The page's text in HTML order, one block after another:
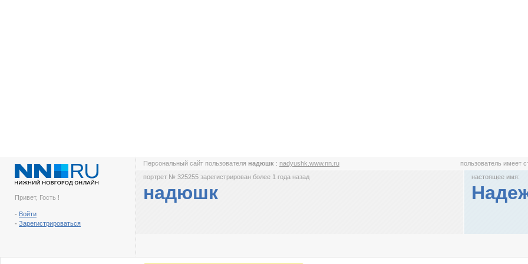
Привет, Гость !
- Войти
- Зарегистрироваться
Персональный сайт пользователя надюшк : nadyushk.www.nn.ru пользователь имеет
портрет № 325255 зарегистрирован более 1 года назад
надюшк
настоящее имя: